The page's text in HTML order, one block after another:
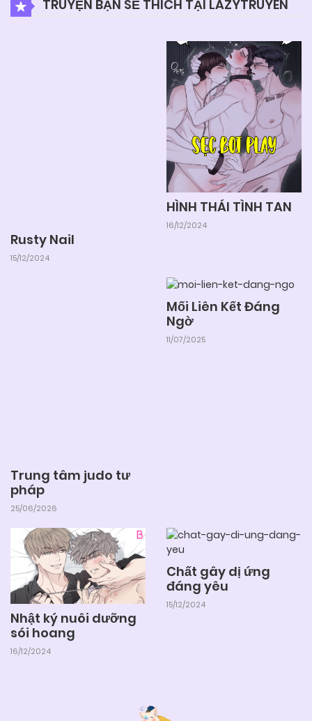
TRUYỆN BẠN SẼ THÍCH TẠI LAZYTRUYEN
Rusty Nail
15/12/2024
HÌNH THÁI TÌNH TAN
16/12/2024
Trung tâm judo tư
pháp
25/06/2026
Mối Liên Kết Đáng
Ngờ
11/07/2025
Nhật ký nuôi dưỡng
sói hoang
16/12/2024
Chất gây dị ứng
đáng yêu
15/12/2024